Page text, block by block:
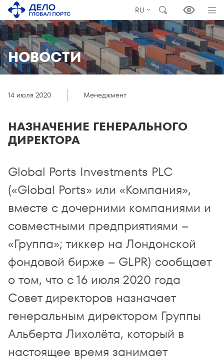
RU
НОВОСТИ
14 июля 2020 Менеджмент
НАЗНАЧЕНИЕ ГЕНЕРАЛЬНОГО
ДИРЕКТОРА
Global Ports Investments PLC
(«Global Ports» или «Компания»,
вместе с дочерними компаниями и
совместными предприятиями –
«Группа»; тиккер на Лондонской
фондовой бирже – GLPR) сообщает
о том, что с 16 июля 2020 года
Совет директоров назначает
генеральным директором Группы
Альберта Лихолёта, который в
настоящее время занимает